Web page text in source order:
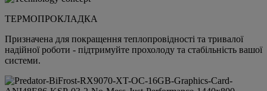
ТЕРМОПРОКЛАДКА
Призначена для покращення теплопровідності та тривалої
надійної роботи - підтримуйте прохолоду та стабільність вашої
системи.